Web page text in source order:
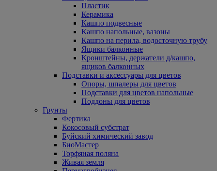
Пластик
Керамика
Кашпо подвесные
Кашпо напольные, вазоны
Кашпо на перила, водосточную трубу
Ящики балконные
Кронштейны, держатели д/кашпо,
ящиков балконных
Подставки и аксессуары для цветов
Опоры, шпалеры для цветов
Подставки для цветов напольные
Поддоны для цветов
Грунты
Фертика
Кокосовый субстрат
Буйский химический завод
БиоМастер
Торфяная поляна
Живая земля